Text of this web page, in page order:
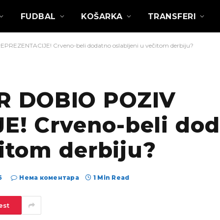
FUDBAL KOŠARKA TRANSFERI
Crveno-beli dodatno oslabljeni u večitom derbiju?
DOBIO POZIV
Crveno-beli
derbiju?
Нема коментара 1 Min Read